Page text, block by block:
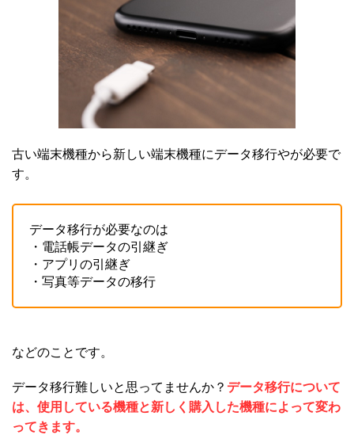
古い端末機種から新しい端末機種にデータ移行やが必要で
す。
データ移行が必要なのは
・電話帳データの引継ぎ
・アプリの引継ぎ
・写真等データの移行
などのことです。
データ移行難しいと思ってませんか？ データ移行について
は、使用している機種と新しく購入した機種によって変わ
ってきます。